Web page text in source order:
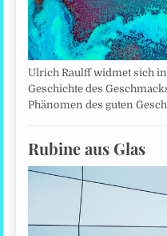
Ulrich Raulff widmet sich
Geschichte des
Phänomen des guten
Rubine aus Glas